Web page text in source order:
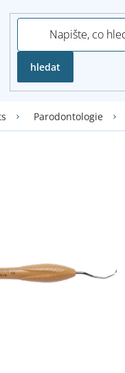
hledat
Parodontologie